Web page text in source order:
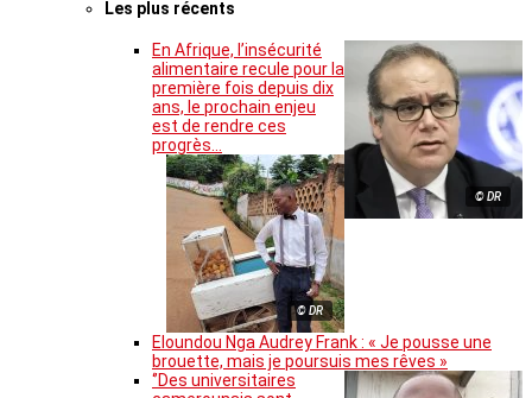
Les plus récents
© DR
En Afrique, l’insécurité
alimentaire recule pour la
première fois depuis dix
ans, le prochain enjeu
est de rendre ces
progrès…
© DR
Eloundou Nga Audrey Frank : « Je pousse une
brouette, mais je poursuis mes rêves »
‘’Des universitaires